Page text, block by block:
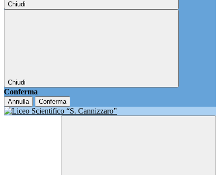
Chiudi
Chiudi
Conferma
Annulla Conferma